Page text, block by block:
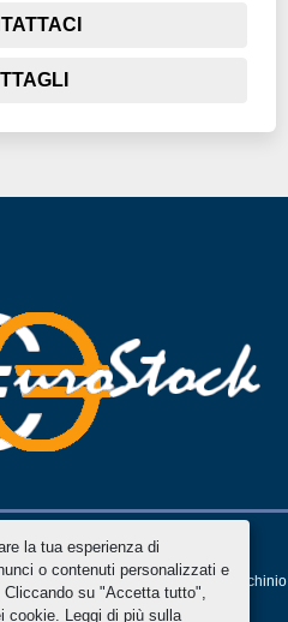
la tua esperienza di
o contenuti personalizzati e
su "Accetta tutto",
cookie. Leggi di più sulla
Machinio Systemsito web diMachinio